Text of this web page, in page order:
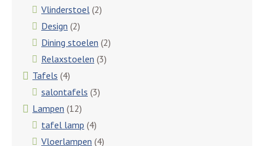
Vlinderstoel (2)
Design (2)
Dining stoelen (2)
Relaxstoelen (3)
Tafels (4)
salontafels (3)
Lampen (12)
tafel lamp (4)
Vloerlampen (4)